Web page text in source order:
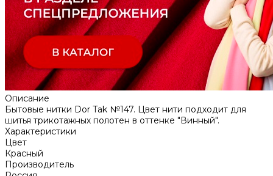
Описание
Бытовые нитки Dor Tak №147. Цвет нити подходит для
шитья трикотажных полотен в оттенке "Винный".
Характеристики
Цвет
Красный
Производитель